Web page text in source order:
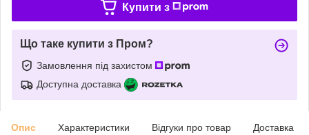
Купити з
Що таке купити з Пром?
Замовлення під захистом
Доступна доставка
Опис Характеристики Відгуки про товар Доставка